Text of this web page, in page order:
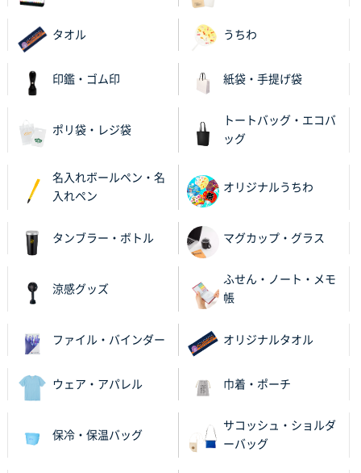
のし文言が変更できたのと価格。
ワンポイント箔押し紙袋 Sサイズ(A5対応) 100枚
営業ご担当者さまより、ご丁寧なサポートをいただ
き、他のネット印刷サービスよりも安心して購入まで
進められました。
大阪府V社様
【ポリ袋】特別ご注文ページ3000枚
昨年利用した時に、納期と金額面でかなり業者さんを
納期がギリギリだったにも関わらず、丁寧に対応して
頂きました。 今回も無理を言っておりますが、丁寧な
対応を頂いており助かっております。
レギュラーのぼり（W600mm×H1800mm） 4枚
タオル うちわ
印鑑・ゴム印 紙袋・手提げ袋
ポリ袋・レジ袋
トートバッグ・エコバ
ッグ
名入れボールペン・名
入れペン
オリジナルうちわ
タンブラー・ボトル マグカップ・グラス
涼感グッズ
ふせん・ノート・メモ
帳
ファイル・バインダー オリジナルタオル
ウェア・アパレル 巾着・ポーチ
保冷・保温バッグ
サコッシュ・ショルダ
ーバッグ